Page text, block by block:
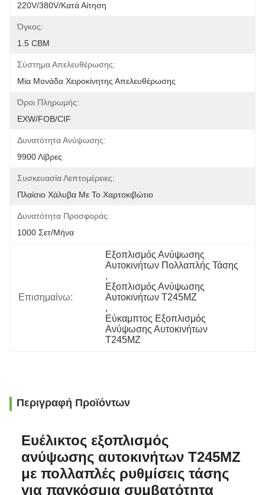
220V/380V/κατά Αίτηση
Όγκος:
1.5 CBM
Σύστημα Απελευθέρωσης:
Μία Μονάδα Χειροκίνητης Απελευθέρωσης
Όροι Πληρωμής:
EXW/FOB/CIF
Δυνατότητα Ανύψωσης:
9900 Λίβρες
Συσκευασία Λεπτομέρειες:
Πλαίσιο Χάλυβα Με Το Χαρτοκιβώτιο
Δυνατότητα Προσφοράς:
1000 Σετ/μήνα
Επισημαίνω:
Εξοπλισμός Ανύψωσης
Αυτοκινήτων Πολλαπλής Τάσης
,
Εξοπλισμός Ανύψωσης
Αυτοκινήτων T245MZ
,
Εύκαμπτος Εξοπλισμός
Ανύψωσης Αυτοκινήτων
T245MZ
Περιγραφή Προϊόντων
Ευέλικτος εξοπλισμός
ανύψωσης αυτοκινήτων T245MZ
με πολλαπλές ρυθμίσεις τάσης
για παγκόσμια συμβατότητα